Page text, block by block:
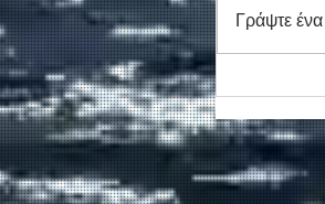
Σούδας
Γράψτε